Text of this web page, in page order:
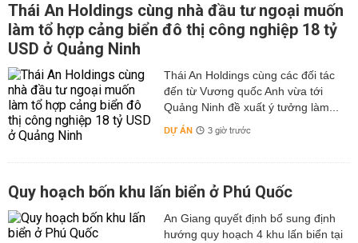
Thái An Holdings cùng nhà đầu tư ngoại muốn
làm tổ hợp cảng biển đô thị công nghiệp 18 tỷ
USD ở Quảng Ninh
Thái An Holdings cùng các đối tác
đến từ Vương quốc Anh vừa tới
Quảng Ninh đề xuất ý tưởng làm...
DỰ ÁN 3 giờ trước
Quy hoạch bốn khu lấn biển ở Phú Quốc
An Giang quyết định bổ sung định
hướng quy hoạch 4 khu lấn biển tại